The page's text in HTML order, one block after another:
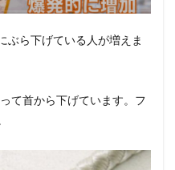
ぶら下げている人が増えま
て首から下げています。フ